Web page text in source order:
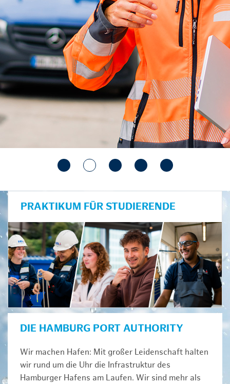
PRAKTIKUM FÜR STUDIERENDE
DIE HAMBURG PORT AUTHORITY
Wir machen Hafen: Mit großer Leidenschaft halten
wir rund um die Uhr die Infrastruktur des
Hamburger Hafens am Laufen. Wir sind mehr als